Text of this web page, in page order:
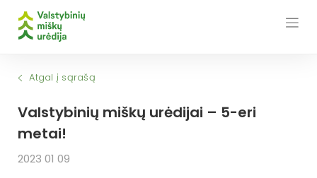
2023 01 09
Valstybinių miškų urėdijai – 5-eri
metai!
Atgal į sąrašą